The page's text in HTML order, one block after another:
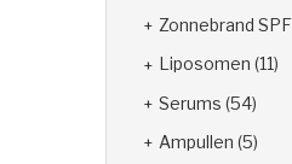
Zonnebrand SPF
Liposomen (11)
Serums (54)
Ampullen (5)